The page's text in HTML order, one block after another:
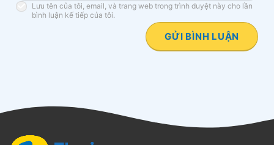
Lưu tên của tôi, email, và trang web trong trình duyệt này cho lần
bình luận kế tiếp của tôi.